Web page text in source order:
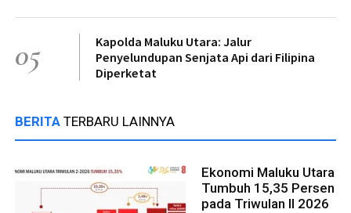
05
Kapolda Maluku Utara: Jalur
Penyelundupan Senjata Api dari Filipina
Diperketat
BERITA TERBARU LAINNYA
Ekonomi Maluku Utara
Tumbuh 15,35 Persen
pada Triwulan II 2026